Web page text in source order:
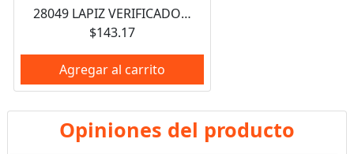
28049 LAPIZ VERIFICADOR DE TEMPERATURA 371C/ 700F TEMPILSTIK
$143.17
Agregar al carrito
Opiniones del producto